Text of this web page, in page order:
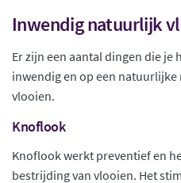
Inwendig natuurlijk
Er zijn een aantal dingen die je
inwendig en op een
vlooien.
Knoflook
Knoflook werkt preventief en
bestrijding van vlooien. Het